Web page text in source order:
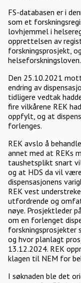
FS-databasen er i
som et
lovhjemmel i
opprettelsen av
forskningsprosjekt,
helseforskningsloven.
Den 25.10.2021
endring av
tidligere vedtak
fire vilkårene REK
oppfylt, og at
forlenges.
REK avslo å
annet med at REKs
taushetsplikt snart
og at HDS da vil
dispensasjonens
REK vest
utfordrende og
nøye. Prosjektleder
om en forlenget
forskningsprosjekter
og hvor planlagt
13.12.2024. REK
klagen til NEM for
I søknaden ble det